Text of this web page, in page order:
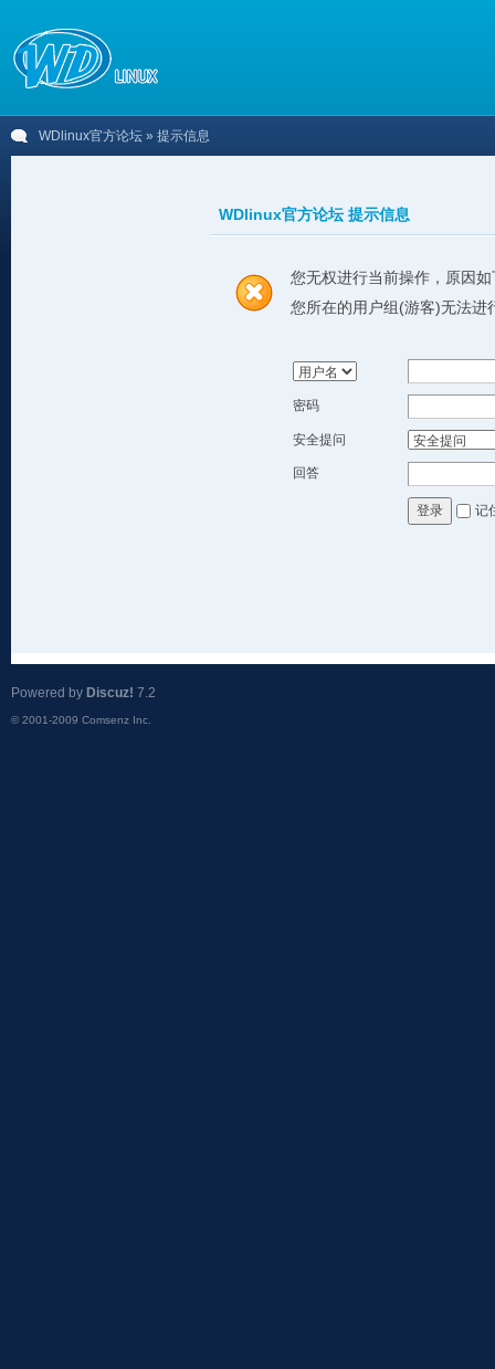
WDlinux官方论坛 » 提示信息
WDlinux官方论坛 提示信息
您无权进行当前操作，原因如
您所在的用户组(游客)无法进
密码
安全提问
回答
登录 记
Powered by Discuz! 7.2
© 2001-2009 Comsenz Inc.